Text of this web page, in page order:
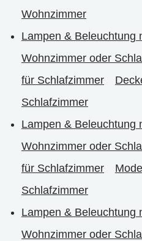
Wohnzimmer
Lampen & Beleuchtung
Wohnzimmer oder
für Schlafzimmer
Schlafzimmer
Lampen & Beleuchtung
Wohnzimmer oder
für Schlafzimmer
Schlafzimmer
Lampen & Beleuchtung
Wohnzimmer oder